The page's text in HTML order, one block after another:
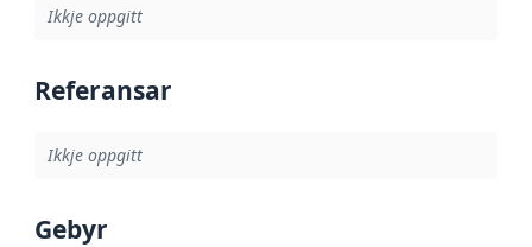
Ikkje oppgitt
Referansar
Ikkje oppgitt
Gebyr